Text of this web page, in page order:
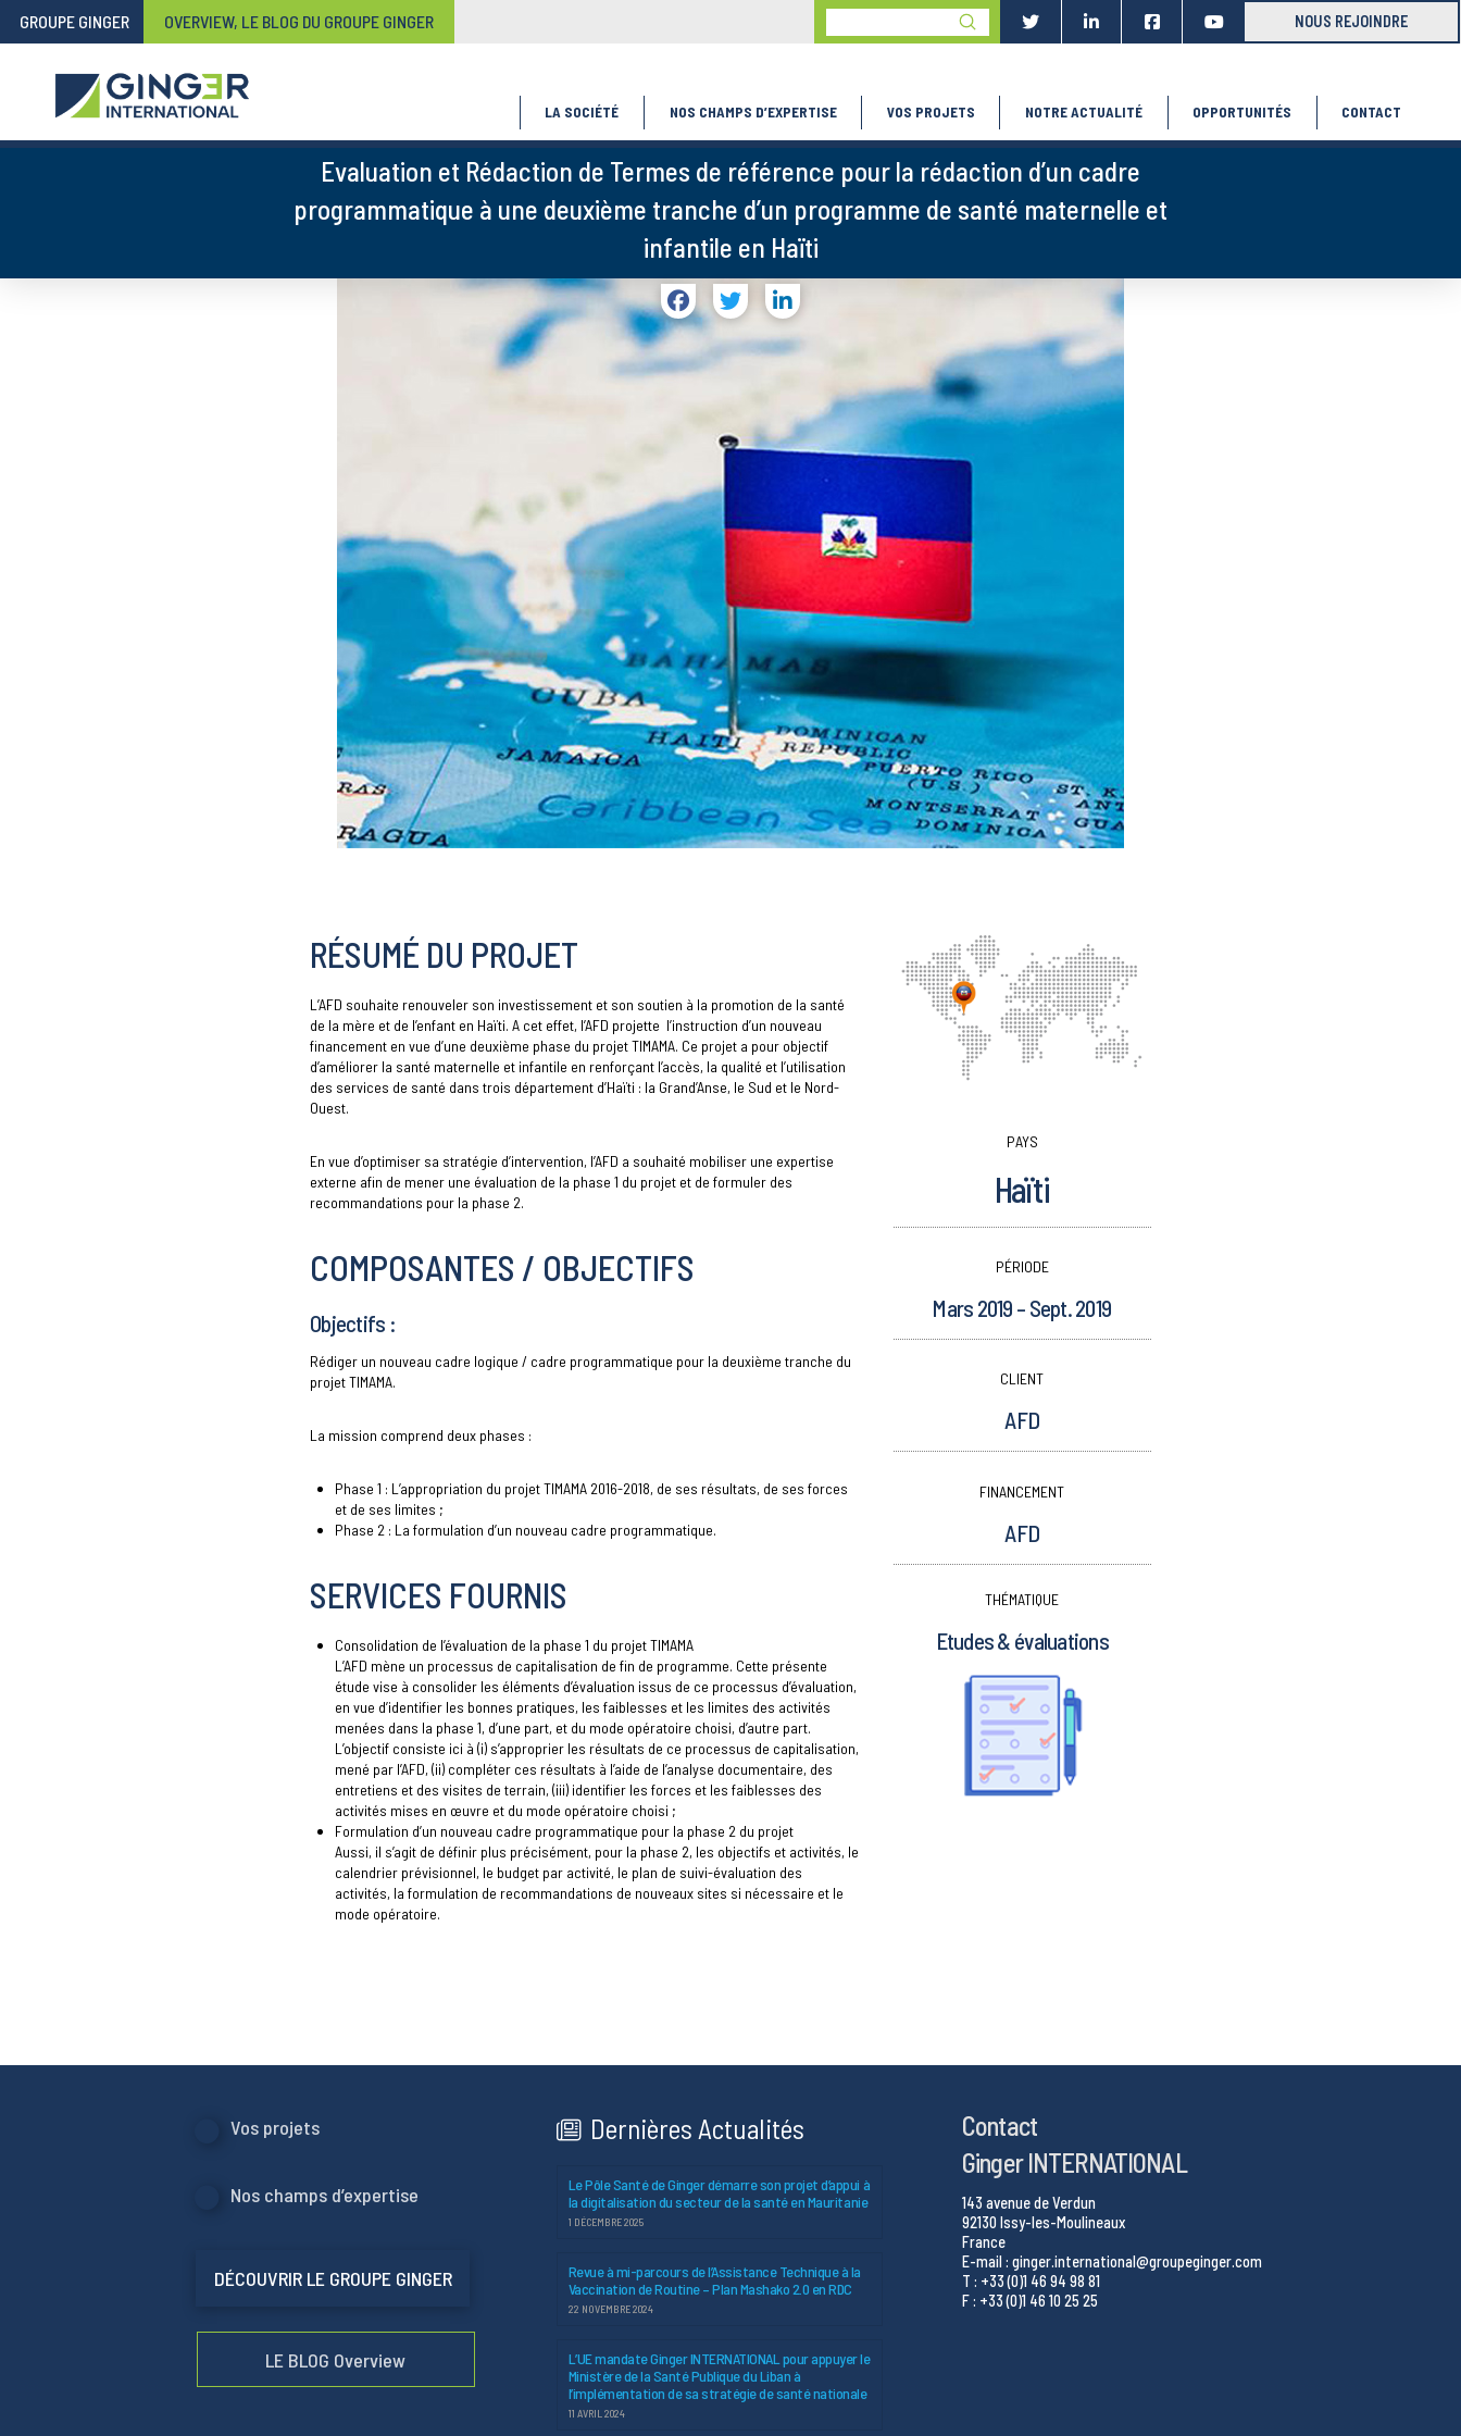
GROUPE GINGER OVERVIEW, LE BLOG DU GROUPE GINGER
Search
Submit NOUS REJOINDRE
LA SOCIÉTÉ NOS CHAMPS D’EXPERTISE VOS PROJETS NOTRE ACTUALITÉ OPPORTUNITÉS CONTACT
Evaluation et Rédaction de Termes de référence pour la rédaction d’un cadre
programmatique à une deuxième tranche d’un programme de santé maternelle et
infantile en Haïti
RÉSUMÉ DU PROJET
L’AFD souhaite renouveler son investissement et son soutien à la promotion de la santé
de la mère et de l’enfant en Haïti. A cet effet, l’AFD projette l’instruction d’un nouveau
financement en vue d’une deuxième phase du projet TIMAMA. Ce projet a pour objectif
d’améliorer la santé maternelle et infantile en renforçant l’accès, la qualité et l’utilisation
des services de santé dans trois département d’Haïti : la Grand’Anse, le Sud et le Nord-
Ouest.
En vue d’optimiser sa stratégie d’intervention, l’AFD a souhaité mobiliser une expertise
externe afin de mener une évaluation de la phase 1 du projet et de formuler des
recommandations pour la phase 2.
COMPOSANTES / OBJECTIFS
Objectifs :
Rédiger un nouveau cadre logique / cadre programmatique pour la deuxième tranche du
projet TIMAMA.
La mission comprend deux phases :
Phase 1 : L’appropriation du projet TIMAMA 2016-2018, de ses résultats, de ses forces
et de ses limites ;
Phase 2 : La formulation d’un nouveau cadre programmatique.
SERVICES FOURNIS
Consolidation de l’évaluation de la phase 1 du projet TIMAMA
L’AFD mène un processus de capitalisation de fin de programme. Cette présente
étude vise à consolider les éléments d’évaluation issus de ce processus d’évaluation,
en vue d’identifier les bonnes pratiques, les faiblesses et les limites des activités
menées dans la phase 1, d’une part, et du mode opératoire choisi, d’autre part.
L’objectif consiste ici à (i) s’approprier les résultats de ce processus de capitalisation,
mené par l’AFD, (ii) compléter ces résultats à l’aide de l’analyse documentaire, des
entretiens et des visites de terrain, (iii) identifier les forces et les faiblesses des
activités mises en œuvre et du mode opératoire choisi ;
Formulation d’un nouveau cadre programmatique pour la phase 2 du projet
Aussi, il s’agit de définir plus précisément, pour la phase 2, les objectifs et activités, le
calendrier prévisionnel, le budget par activité, le plan de suivi-évaluation des
activités, la formulation de recommandations de nouveaux sites si nécessaire et le
mode opératoire.
PAYS
Haïti
PÉRIODE
Mars 2019 – Sept. 2019
CLIENT
AFD
FINANCEMENT
AFD
THÉMATIQUE
Etudes & évaluations
Vos projets
Nos champs d’expertise
DÉCOUVRIR LE GROUPE GINGER
LE BLOG Overview
Dernières Actualités
Le Pôle Santé de Ginger démarre son projet d’appui à
la digitalisation du secteur de la santé en Mauritanie
1 DÉCEMBRE 2025
Revue à mi-parcours de l’Assistance Technique à la
Vaccination de Routine – Plan Mashako 2.0 en RDC
22 NOVEMBRE 2024
L’UE mandate Ginger INTERNATIONAL pour appuyer le
Ministère de la Santé Publique du Liban à
l’implémentation de sa stratégie de santé nationale
11 AVRIL 2024
Contact
Ginger INTERNATIONAL
143 avenue de Verdun
92130 Issy-les-Moulineaux
France
E-mail : ginger.international@groupeginger.com
T : +33 (0)1 46 94 98 81
F : +33 (0)1 46 10 25 25